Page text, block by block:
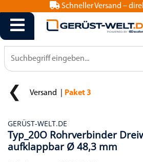
Schneller Versand –
0800 15 50
info@geruest-
Versand Paket 3
GERÜST-WELT.DE
Typ_20O Rohrverbinder
aufklappbar Ø 48,3 mm